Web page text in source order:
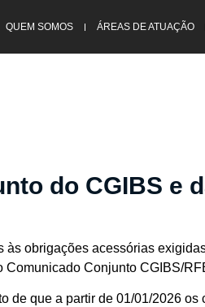
QUEM SOMOS ÁREAS DE ATUAÇÃO
do CGIBS e
obrigações acessórias
Conjunto CGIBS/
de que a partir de 01/01/2026